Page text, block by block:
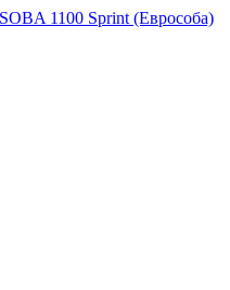
1100 Sprint (Еврособа)